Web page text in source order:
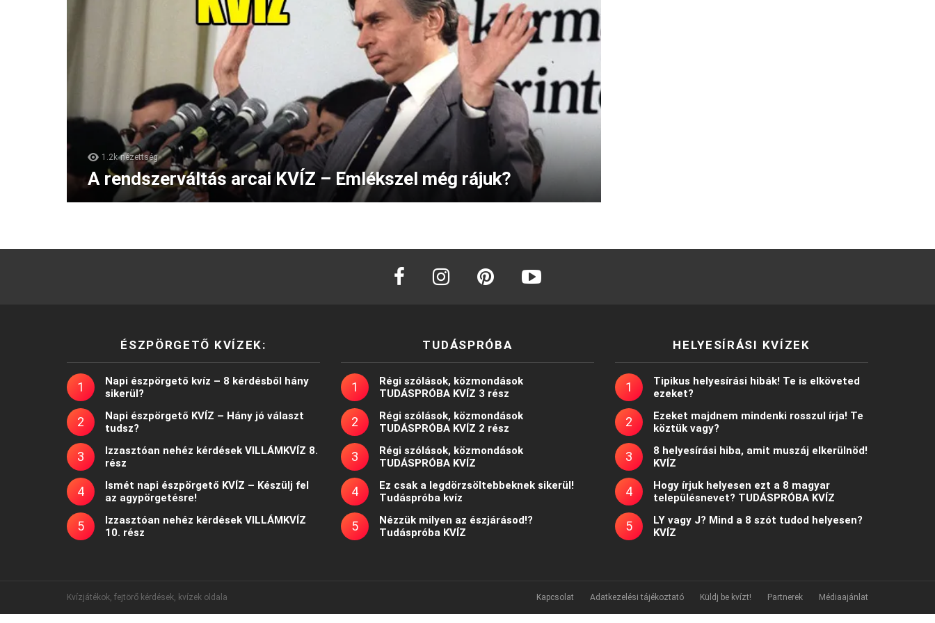
1.2k nézettség
A rendszerváltás arcai KVÍZ – Emlékszel még rájuk?
facebook instagram
ÉSZPÖRGETŐ KVÍZEK:
Napi észpörgető kvíz – 8 kérdésből hány
sikerül?
Napi észpörgető KVÍZ – Hány jó választ
tudsz?
Izzasztóan nehéz kérdések VILLÁMKVÍZ 8.
rész
Ismét napi észpörgető KVÍZ – Készülj fel
az agypörgetésre!
Izzasztóan nehéz kérdések VILLÁMKVÍZ
10. rész
TUDÁSPRÓBA
Régi szólások, közmondások
TUDÁSPRÓBA KVÍZ 3 rész
Régi szólások, közmondások
TUDÁSPRÓBA KVÍZ 2 rész
Régi szólások, közmondások
TUDÁSPRÓBA KVÍZ
Ez csak a legdörzsöltebbeknek sikerül!
Tudáspróba kvíz
Nézzük milyen az észjárásod!?
Tudáspróba KVÍZ
HELYESÍRÁSI KVÍZEK
Tipikus helyesírási hibák! Te is elköveted
ezeket?
Ezeket majdnem mindenki rosszul írja! Te
köztük vagy?
8 helyesírási hiba, amit muszáj elkerülnöd!
KVÍZ
Hogy írjuk helyesen ezt a 8 magyar
településnevet? TUDÁSPRÓBA KVÍZ
LY vagy J? Mind a 8 szót tudod helyesen?
KVÍZ
Kvízjátékok, fejtörő kérdések, kvízek oldala Kapcsolat Adatkezelési tájékoztató Küldj be kvízt! Partnerek Médiaajánlat